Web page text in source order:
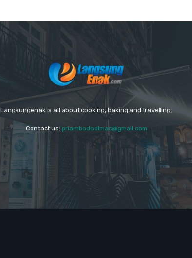
Langsungenak is all about cooking, baking and travelling.
Contact us: priambododimas@gmail.com